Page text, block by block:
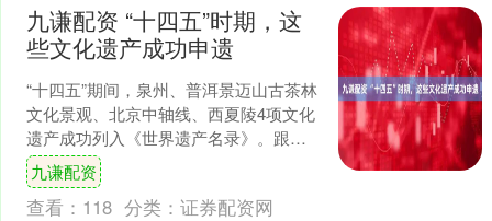
九谦配资 “十四五”时期，这
些文化遗产成功申遗
“十四五”期间，泉州、普洱景迈山古茶林
文化景观、北京中轴线、西夏陵4项文化
遗产成功列入《世界遗产名录》。跟随
这组海报，一起了解下吧。 策划：令伟
家 统筹：曹建礼....
九谦配资
查看： 118 分类： 证券配资网